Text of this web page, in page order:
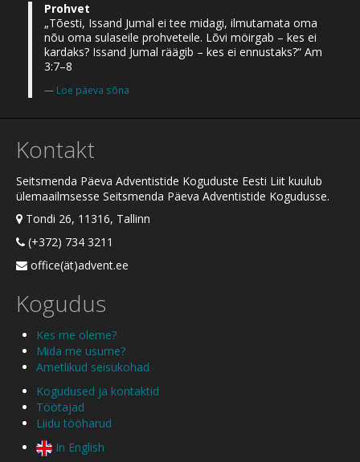
Prohvet
„Tõesti, Issand Jumal ei tee midagi, ilmutamata oma
nõu oma sulaseile prohveteile. Lõvi möirgab – kes ei
kardaks? Issand Jumal räägib – kes ei ennustaks?“ Am
3:7–8
Loe päeva sõna
Kontakt
Seitsmenda Päeva Adventistide Koguduste Eesti Liit kuulub
ülemaailmsesse Seitsmenda Päeva Adventistide Kogudusse.
Tondi 26, 11316, Tallinn
(+372) 734 3211
office(ät)advent.ee
Kogudus
Kes me oleme?
Mida me usume?
Ametlikud seisukohad
Kogudused ja kontaktid
Töötajad
Liidu tööharud
In English